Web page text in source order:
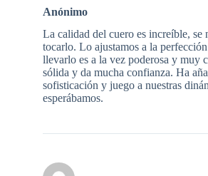
Anónimo
La calidad del cuero es increíble, se
tocarlo. Lo ajustamos a la
llevarlo es a la vez poderosa y muy
sólida y da mucha confianza. Ha
sofisticación y juego a nuestras
esperábamos.